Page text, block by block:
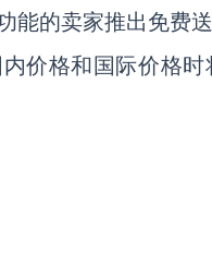
能的卖家推出免费
价格和国际价格